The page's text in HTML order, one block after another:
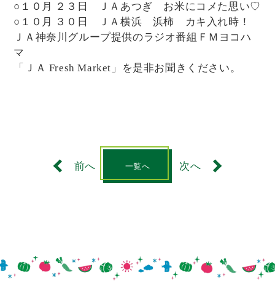
○１０月 ２３日 ＪＡあつぎ お米にコメた思い♡
○１０月 ３０日 ＪＡ横浜 浜柿 カキ入れ時！
ＪＡ神奈川グループ提供のラジオ番組ＦＭヨコハ
マ
「ＪＡ Fresh Market」を是非お聞きください。
前へ 一覧へ 次へ